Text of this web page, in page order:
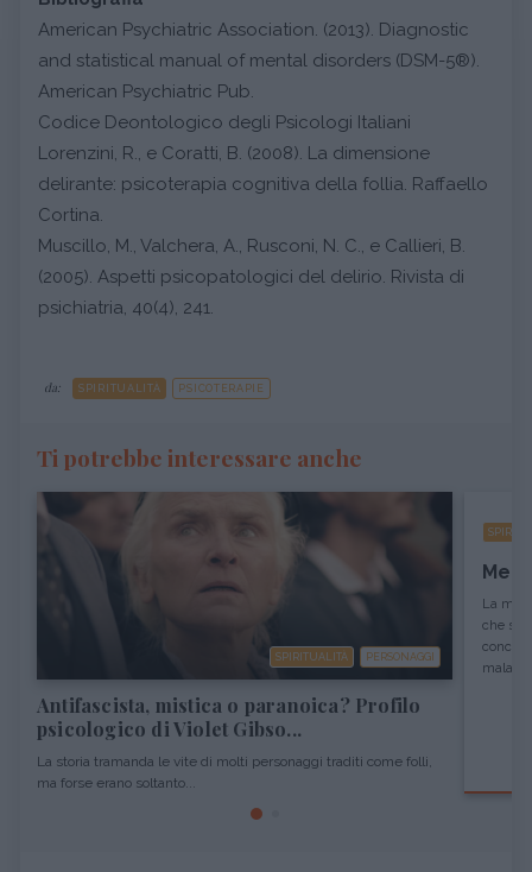
American Psychiatric Association. (2013). Diagnostic
and statistical manual of mental disorders (DSM-5®).
American Psychiatric Pub.
Codice Deontologico degli Psicologi Italiani
Lorenzini, R., e Coratti, B. (2008). La dimensione
delirante: psicoterapia cognitiva della follia. Raffaello
Cortina.
Muscillo, M., Valchera, A., Rusconi, N. C., e Callieri, B.
(2005). Aspetti psicopatologici del delirio. Rivista di
psichiatria, 40(4), 241.
da: SPIRITUALITÀ PSICOTERAPIE
Ti potrebbe interessare anche
SPIRITUALITÀ PERSONAGGI
Antifascista, mistica o paranoica? Profilo
psicologico di Violet Gibso...
La storia tramanda le vite di molti personaggi traditi come folli,
ma forse erano soltanto...
La
che si